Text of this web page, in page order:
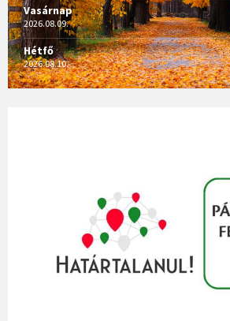
Vasárnap
2026.08.09.
Hétfő
2026.08.10.